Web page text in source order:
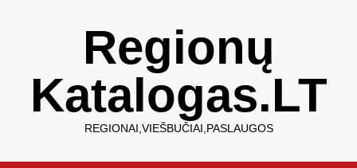
Regionų
Katalogas.LT
REGIONAI,VIEŠBUČIAI,PASLAUGOS